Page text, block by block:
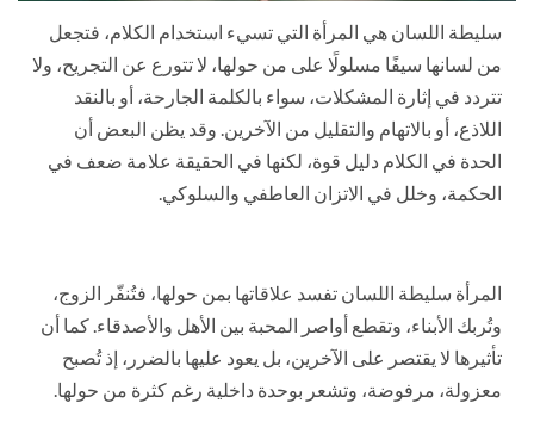
سليطة اللسان هي المرأة التي تسيء استخدام الكلام، فتجعل
من لسانها سيفًا مسلولًا على من حولها، لا تتورع عن التجريح، ولا
تتردد في إثارة المشكلات، سواء بالكلمة الجارحة، أو بالنقد
اللاذع، أو بالاتهام والتقليل من الآخرين. وقد يظن البعض أن
الحدة في الكلام دليل قوة، لكنها في الحقيقة علامة ضعف في
الحكمة، وخلل في الاتزان العاطفي والسلوكي.
المرأة سليطة اللسان تفسد علاقاتها بمن حولها، فتُنفّر الزوج،
وتُربك الأبناء، وتقطع أواصر المحبة بين الأهل والأصدقاء. كما أن
تأثيرها لا يقتصر على الآخرين، بل يعود عليها بالضرر، إذ تُصبح
معزولة، مرفوضة، وتشعر بوحدة داخلية رغم كثرة من حولها.